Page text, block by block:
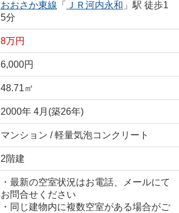
おおさか東線 「 ＪＲ河内永和 」駅 徒歩1
5分
8万円
6,000円
48.71㎡
2000年 4月(築26年)
マンション / 軽量気泡コンクリート
2階建
・最新の空室状況はお電話、メールにて
お問合せください
・同じ建物内に複数空室がある場合がご